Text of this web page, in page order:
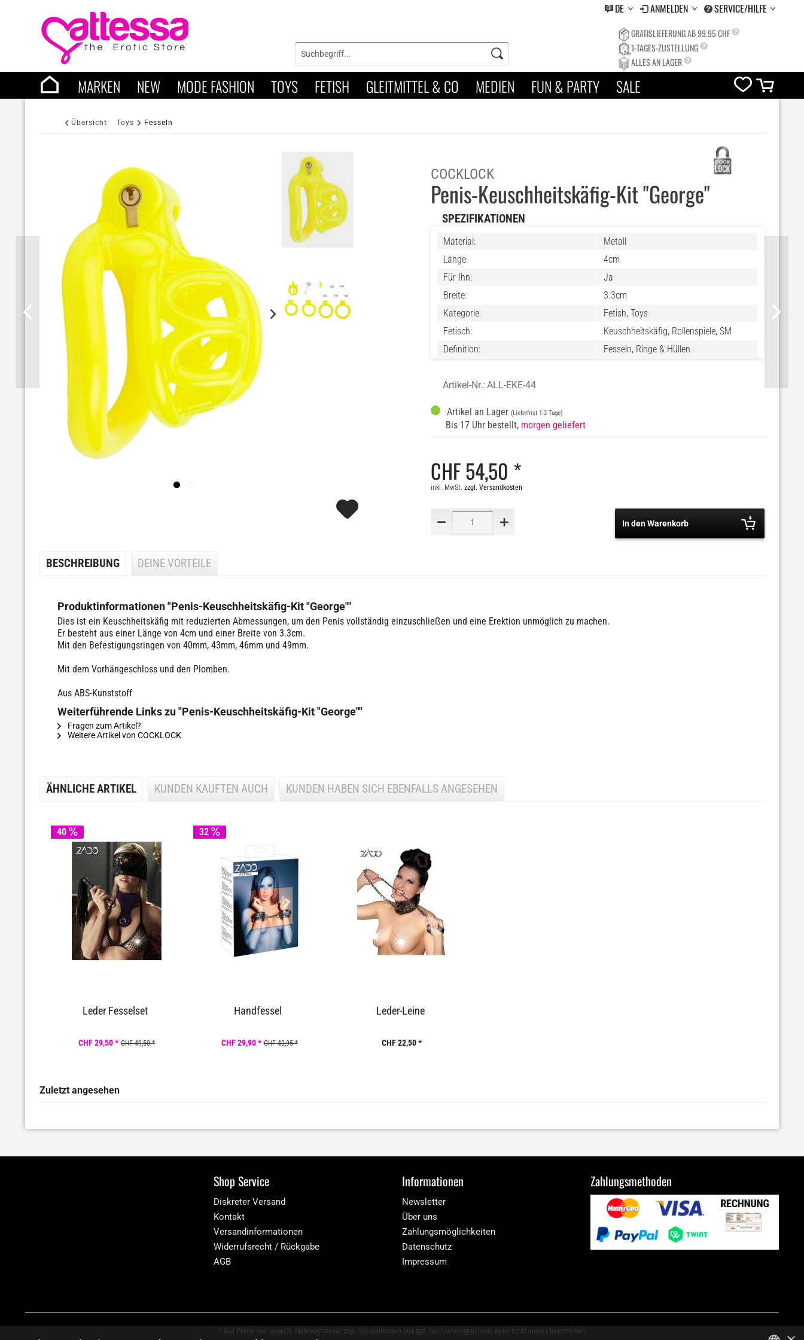
DE ANMELDEN SERVICE/HILFE
GRATISLIEFERUNG AB 99.95 CHF
1-TAGES-ZUSTELLUNG
ALLES AN LAGER
MARKEN NEW MODE FASHION TOYS FETISH GLEITMITTEL & CO MEDIEN FUN & PARTY SALE
Übersicht Toys Fesseln
COCKLOCK
Penis-Keuschheitskäfig-Kit "George"
SPEZIFIKATIONEN
Material:
Metall
Länge:
4cm
Für Ihn:
Ja
Breite:
3.3cm
Kategorie:
Fetish, Toys
Fetisch:
Keuschheitskäfig, Rollenspiele, SM
Definition:
Fesseln, Ringe & Hüllen
Artikel-Nr.: ALL-EKE-44
Artikel an Lager(Lieferfrist 1-2 Tage)
Bis 17 Uhr bestellt, morgen geliefert
CHF 54,50 *
inkl. MwSt.zzgl. Versandkosten
In den Warenkorb
BESCHREIBUNG DEINE VORTEILE
Produktinformationen "Penis-Keuschheitskäfig-Kit "George""
Dies ist ein Keuschheitskäfig mit reduzierten Abmessungen, um den Penis vollständig einzuschließen und eine Erektion unmöglich zu machen.
Er besteht aus einer Länge von 4cm und einer Breite von 3.3cm.
Mit den Befestigungsringen von 40mm, 43mm, 46mm und 49mm.
Mit dem Vorhängeschloss und den Plomben.
Aus ABS-Kunststoff
Weiterführende Links zu "Penis-Keuschheitskäfig-Kit "George""
Fragen zum Artikel?
Weitere Artikel von COCKLOCK
ÄHNLICHE ARTIKEL KUNDEN KAUFTEN AUCH KUNDEN HABEN SICH EBENFALLS ANGESEHEN
40
Leder Fesselset
CHF 29,50 * CHF 49,50 *
32
Handfessel
CHF 29,90 * CHF 43,95 *
Leder-Leine
CHF 22,50 *
Zuletzt angesehen
Shop Service
Diskreter Versand
Kontakt
Versandinformationen
Widerrufsrecht / Rückgabe
AGB
Informationen
Newsletter
Über uns
Zahlungsmöglichkeiten
Datenschutz
Impressum
Zahlungsmethoden
* Alle Preise inkl. gesetzl. Mehrwertsteuer zzgl. Versandkosten und ggf. Nachnahmegebühren, wenn nicht anders beschrieben